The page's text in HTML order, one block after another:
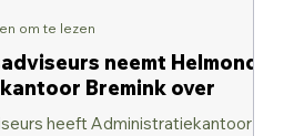
neemt Helmonds
Bremink over
heeft Administratiekantoor
om te lezen